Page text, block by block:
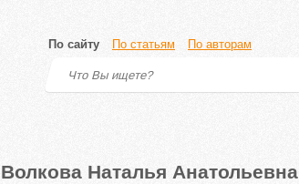
По сайту По статьям По авторам
Волкова Наталья Анатольевна